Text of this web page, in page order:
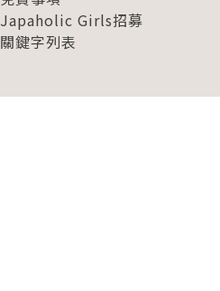
Japaholic Girls招募
關鍵字列表